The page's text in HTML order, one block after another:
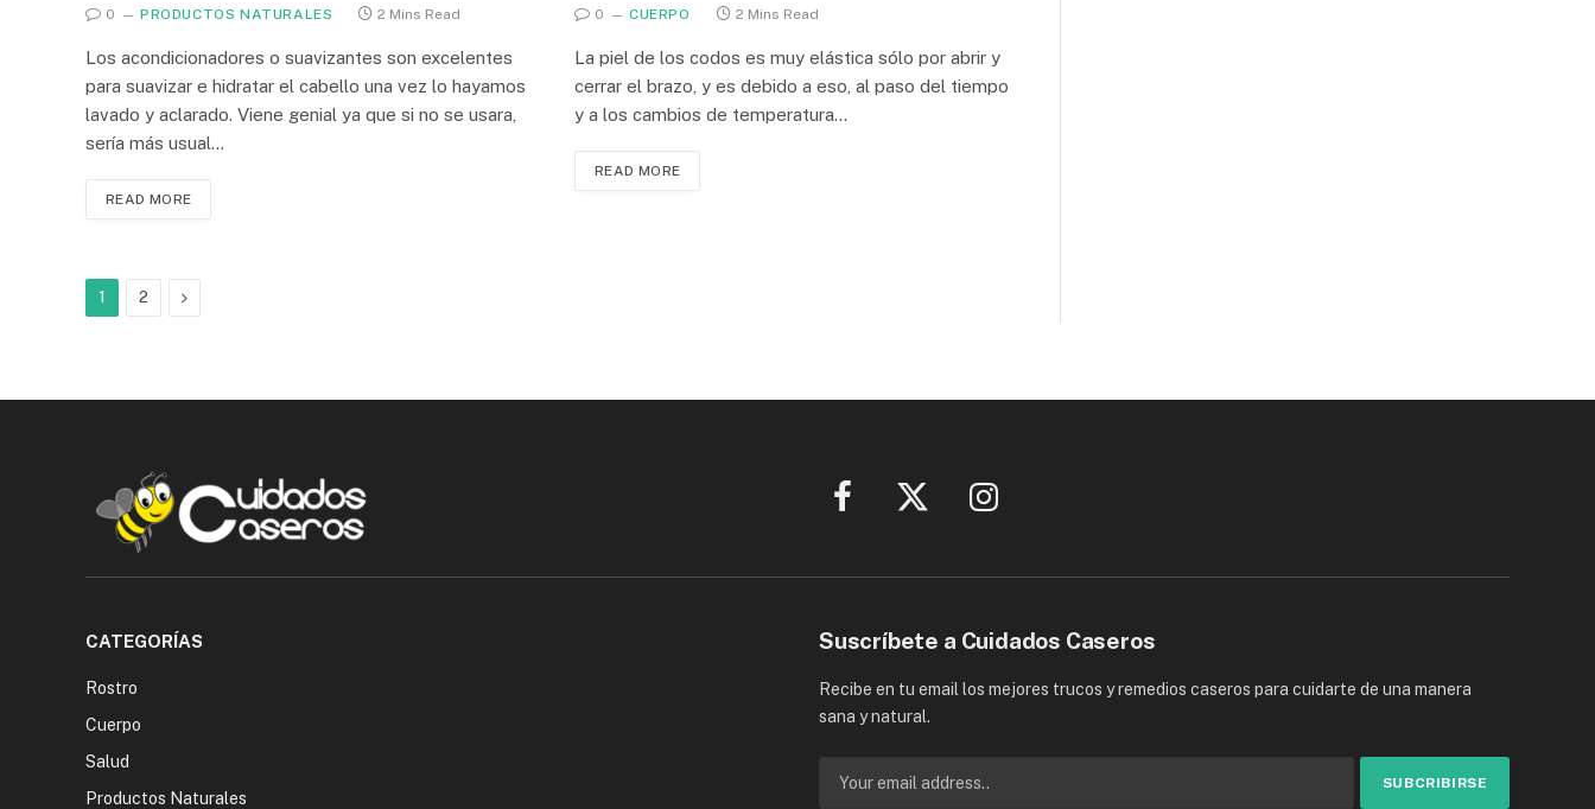
0 PRODUCTOS NATURALES 2 Mins Read
Los acondicionadores o suavizantes son excelentes
para suavizar e hidratar el cabello una vez lo hayamos
lavado y aclarado. Viene genial ya que si no se usara,
sería más usual…
READ MORE
0 CUERPO 2 Mins Read
La piel de los codos es muy elástica sólo por abrir y
cerrar el brazo, y es debido a eso, al paso del tiempo
y a los cambios de temperatura…
READ MORE
1 2 Next
FacebookX
Instagram
CATEGORÍAS
Rostro
Cuerpo
Salud
Productos Naturales
Suscríbete a Cuidados Caseros
Recibe en tu email los mejores trucos y remedios caseros para cuidarte de una manera
sana y natural.